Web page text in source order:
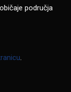
područja
.